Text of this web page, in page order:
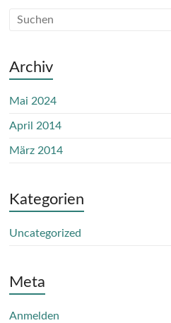
Archiv
Mai 2024
April 2014
März 2014
Kategorien
Uncategorized
Meta
Anmelden